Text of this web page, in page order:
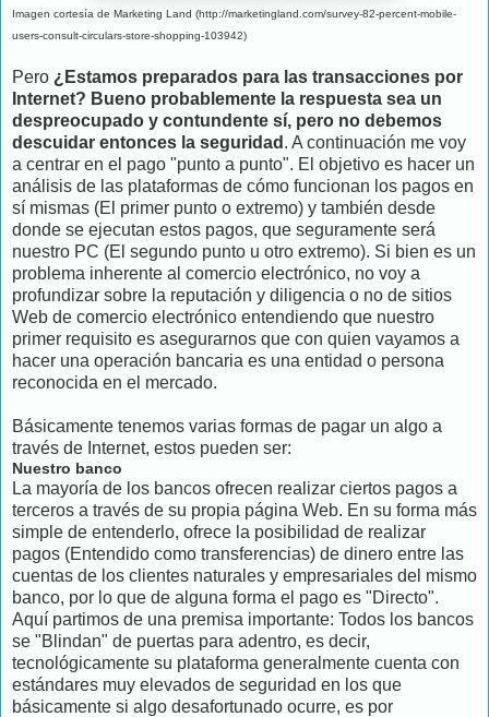
Imagen cortesía de Marketing Land (http://marketingland.com/survey-82-percent-mobile-
users-consult-circulars-store-shopping-103942)
Pero ¿Estamos preparados para las transacciones por
Internet? Bueno probablemente la respuesta sea un
despreocupado y contundente sí, pero no debemos
descuidar entonces la seguridad . A continuación me voy
a centrar en el pago "punto a punto". El objetivo es hacer un
análisis de las plataformas de cómo funcionan los pagos en
sí mismas (El primer punto o extremo) y también desde
donde se ejecutan estos pagos, que seguramente será
nuestro PC (El segundo punto u otro extremo). Si bien es un
problema inherente al comercio electrónico, no voy a
profundizar sobre la reputación y diligencia o no de sitios
Web de comercio electrónico entendiendo que nuestro
primer requisito es asegurarnos que con quien vayamos a
hacer una operación bancaria es una entidad o persona
reconocida en el mercado.
Básicamente tenemos varias formas de pagar un algo a
través de Internet, estos pueden ser:
Nuestro banco
La mayoría de los bancos ofrecen realizar ciertos pagos a
terceros a través de su propia página Web. En su forma más
simple de entenderlo, ofrece la posibilidad de realizar
pagos (Entendido como transferencias) de dinero entre las
cuentas de los clientes naturales y empresariales del mismo
banco, por lo que de alguna forma el pago es "Directo".
Aquí partimos de una premisa importante: Todos los bancos
se "Blindan" de puertas para adentro, es decir,
tecnológicamente su plataforma generalmente cuenta con
estándares muy elevados de seguridad en los que
básicamente si algo desafortunado ocurre, es por